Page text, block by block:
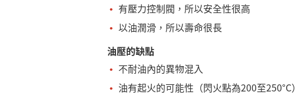
有壓力控制閥，所以安全性很高
以油潤滑，所以壽命很長
油壓的缺點
不耐油內的異物混入
油有起火的可能性（閃火點為200至250°C）